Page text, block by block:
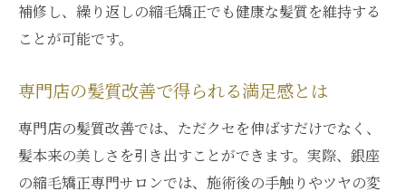
補修し、繰り返しの縮毛矯正でも健康な髪質を維持する
ことが可能です。
専門店の髪質改善で得られる満足感とは
専門店の髪質改善では、ただクセを伸ばすだけでなく、
髪本来の美しさを引き出すことができます。実際、銀座
の縮毛矯正専門サロンでは、施術後の手触りやツヤの変